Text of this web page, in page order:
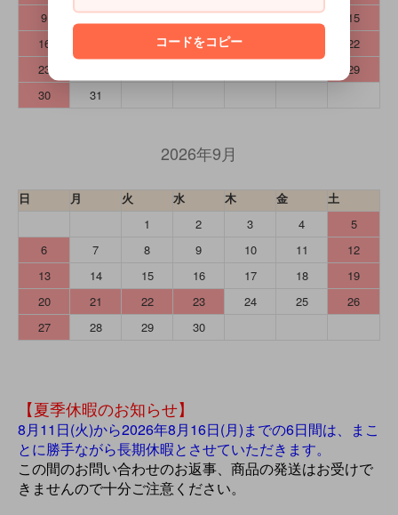
9 10 11 12 13 14
15
16
19
22
23
29
30
31
2026年9月
日 月 火 水 木 金
土
1
2 3 4
5
6
7 8 9 10 11
12
13
14 15 16 17 18
19
20
21 22 23 24 25
26
27
28 29 30
【夏季休暇のお知らせ】
8月11日(火)から2026年8月16日(月)までの6日間は、まこ
とに勝手ながら長期休暇とさせていただきます。
この間のお問い合わせのお返事、商品の発送はお受けで
きませんので十分ご注意ください。
コードをコピー